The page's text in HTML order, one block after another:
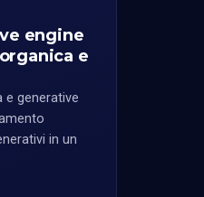
engine
e
e generative
in un